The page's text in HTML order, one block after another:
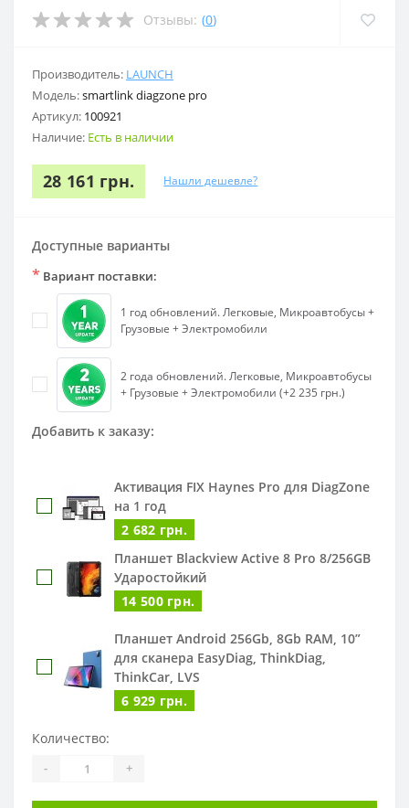
Отзывы: (0)
Производитель: LAUNCH
Модель:smartlink diagzone pro
Артикул: 100921
Наличие: Есть в наличии
28 161 грн. Нашли дешевле?
Доступные варианты
* Вариант поставки:
1 год обновлений. Легковые, Микроавтобусы +
Грузовые + Электромобили
2 года обновлений. Легковые, Микроавтобусы
+ Грузовые + Электромобили (+2 235 грн.)
Добавить к заказу:
Активация FIX Haynes Pro для DiagZone
на 1 год
2 682 грн.
Планшет Blackview Active 8 Pro 8/256GB
Ударостойкий
14 500 грн.
Планшет Android 256Gb, 8Gb RAM, 10”
для сканера EasyDiag, ThinkDiag,
ThinkCar, LVS
6 929 грн.
Количество:
- +